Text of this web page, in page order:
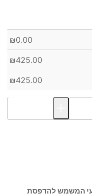
₪0.00
₪425.00
₪425.00
המשמש להדפסת